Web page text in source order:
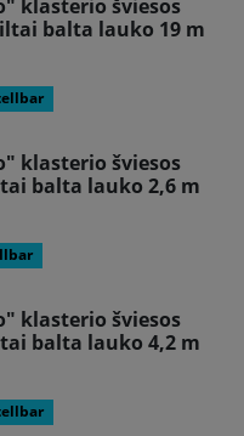
klasterio šviesos
balta lauko 19 m
klasterio šviesos
balta lauko 2,6 m
klasterio šviesos
balta lauko 4,2 m